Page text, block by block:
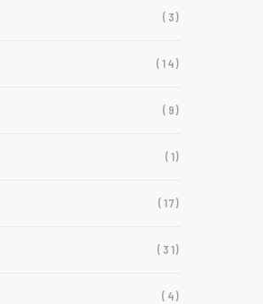
(3)
(14)
(9)
(1)
(17)
(31)
(4)